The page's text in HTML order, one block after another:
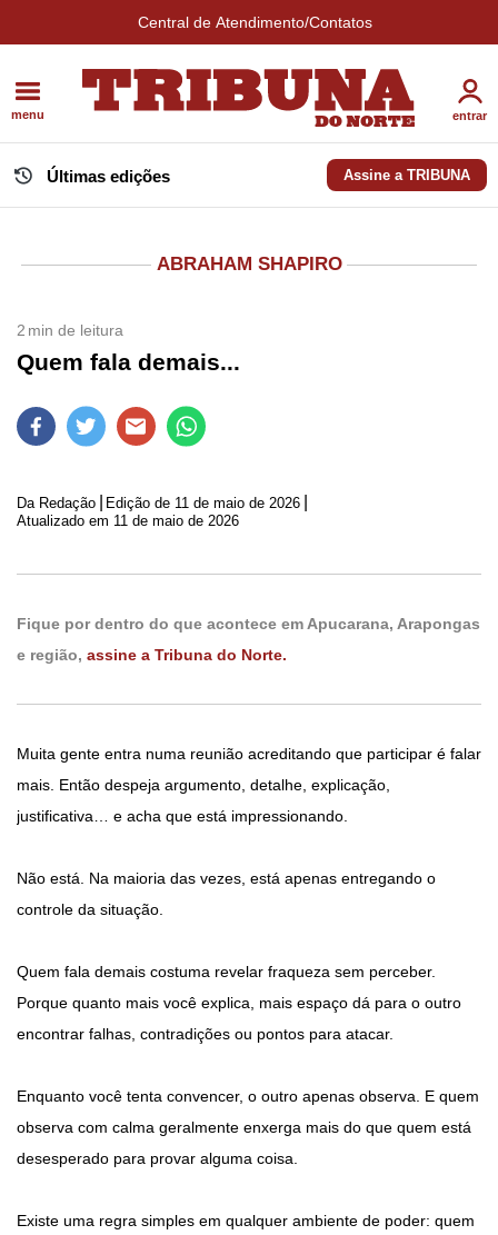
Central de Atendimento/Contatos
menu entrar
Últimas edições Assine a TRIBUNA
ABRAHAM SHAPIRO
2 min de leitura
Quem fala demais...
Da Redação Edição de 11 de maio de 2026
Atualizado em 11 de maio de 2026
Fique por dentro do que acontece em Apucarana, Arapongas
e região, assine a Tribuna do Norte.
Muita gente entra numa reunião acreditando que participar é falar
mais. Então despeja argumento, detalhe, explicação,
justificativa… e acha que está impressionando.
Não está. Na maioria das vezes, está apenas entregando o
controle da situação.
Quem fala demais costuma revelar fraqueza sem perceber.
Porque quanto mais você explica, mais espaço dá para o outro
encontrar falhas, contradições ou pontos para atacar.
Enquanto você tenta convencer, o outro apenas observa. E quem
observa com calma geralmente enxerga mais do que quem está
desesperado para provar alguma coisa.
Existe uma regra simples em qualquer ambiente de poder: quem